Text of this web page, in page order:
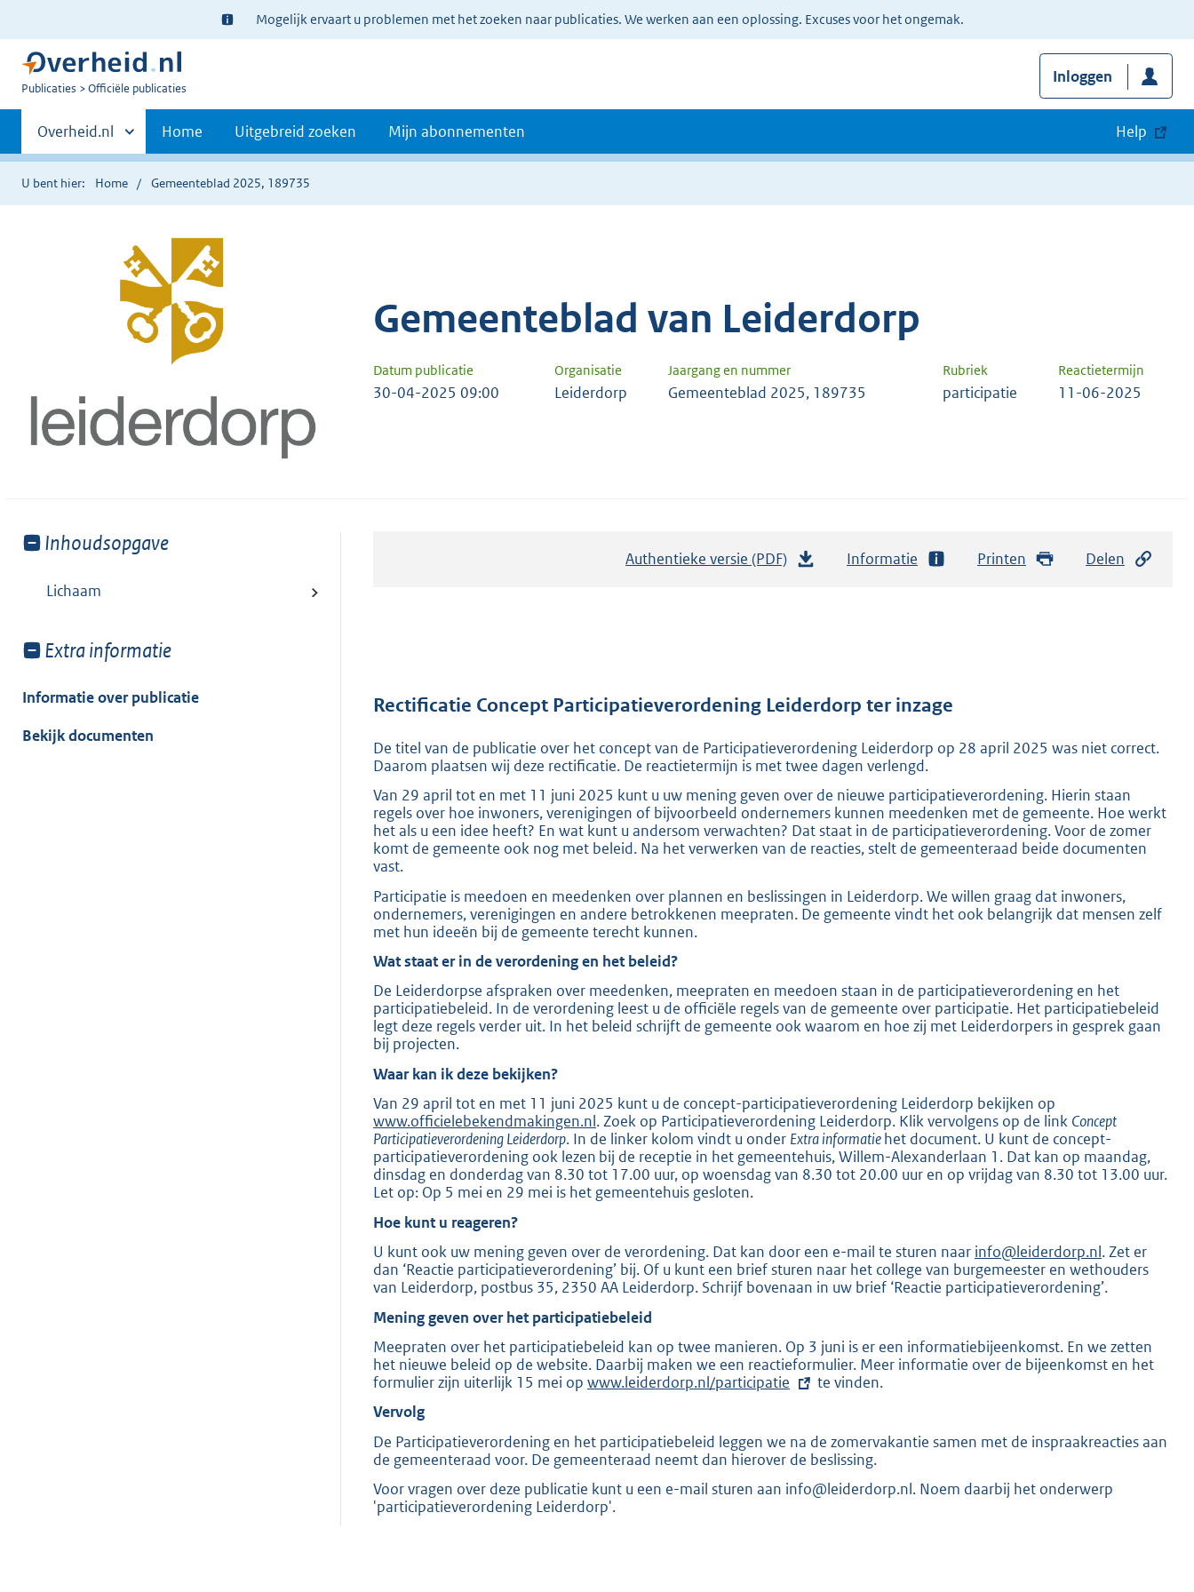
Ter
informatie:
Mogelijk ervaart u problemen met het zoeken naar publicaties. We werken aan een oplossing. Excuses voor het ongemak.
U
Publicaties Officiële publicaties
Inloggen
Primaire
navigatie
Andere
sites
binnen
Overheid.nl Home Uitgebreid zoeken Mijn abonnementen Help
U bent hier: Home Gemeenteblad 2025, 189735
Gemeenteblad van Leiderdorp
Datum publicatie Organisatie Jaargang en nummer Rubriek Reactietermijn
30-04-2025 09:00 Leiderdorp Gemeenteblad 2025, 189735 participatie 11-06-2025
Toon
van:
Inhoudsopgave
Lichaam
Toon
van:
Extra informatie
Informatie over publicatie
Bekijk documenten
Authentieke versie (PDF)
d
g
r
o
o
t
e
:
8
K
Informatie Printen Delen
Rectificatie Concept Participatieverordening Leiderdorp ter inzage
De titel van de publicatie over het concept van de Participatieverordening Leiderdorp op 28 april 2025 was niet correct.
Daarom plaatsen wij deze rectificatie. De reactietermijn is met twee dagen verlengd.
Van 29 april tot en met 11 juni 2025 kunt u uw mening geven over de nieuwe participatieverordening. Hierin staan
regels over hoe inwoners, verenigingen of bijvoorbeeld ondernemers kunnen meedenken met de gemeente. Hoe werkt
het als u een idee heeft? En wat kunt u andersom verwachten? Dat staat in de participatieverordening. Voor de zomer
komt de gemeente ook nog met beleid. Na het verwerken van de reacties, stelt de gemeenteraad beide documenten
vast.
Participatie is meedoen en meedenken over plannen en beslissingen in Leiderdorp. We willen graag dat inwoners,
ondernemers, verenigingen en andere betrokkenen meepraten. De gemeente vindt het ook belangrijk dat mensen zelf
met hun ideeën bij de gemeente terecht kunnen.
Wat staat er in de verordening en het beleid?
De Leiderdorpse afspraken over meedenken, meepraten en meedoen staan in de participatieverordening en het
participatiebeleid. In de verordening leest u de officiële regels van de gemeente over participatie. Het participatiebeleid
legt deze regels verder uit. In het beleid schrijft de gemeente ook waarom en hoe zij met Leiderdorpers in gesprek gaan
bij projecten.
Waar kan ik deze bekijken?
Van 29 april tot en met 11 juni 2025 kunt u de concept-participatieverordening Leiderdorp bekijken op
www.officielebekendmakingen.nl. Zoek op Participatieverordening Leiderdorp. Klik vervolgens op de link Concept
Participatieverordening Leiderdorp. In de linker kolom vindt u onder Extra informatiehet document. U kunt de concept-
participatieverordening ook lezen bij de receptie in het gemeentehuis, Willem-Alexanderlaan 1. Dat kan op maandag,
dinsdag en donderdag van 8.30 tot 17.00 uur, op woensdag van 8.30 tot 20.00 uur en op vrijdag van 8.30 tot 13.00 uur.
Let op: Op 5 mei en 29 mei is het gemeentehuis gesloten.
Hoe kunt u reageren?
U kunt ook uw mening geven over de verordening. Dat kan door een e-mail te sturen naar info@leiderdorp.nl. Zet er
dan ‘Reactie participatieverordening’ bij. Of u kunt een brief sturen naar het college van burgemeester en wethouders
van Leiderdorp, postbus 35, 2350 AA Leiderdorp. Schrijf bovenaan in uw brief ‘Reactie participatieverordening’.
Mening geven over het participatiebeleid
Meepraten over het participatiebeleid kan op twee manieren. Op 3 juni is er een informatiebijeenkomst. En we zetten
het nieuwe beleid op de website. Daarbij maken we een reactieformulier. Meer informatie over de bijeenkomst en het
formulier zijn uiterlijk 15 mei op E
e
r
n
e
l
www.leiderdorp.nl/participatie
te vinden.
Vervolg
De Participatieverordening en het participatiebeleid leggen we na de zomervakantie samen met de inspraakreacties aan
de gemeenteraad voor. De gemeenteraad neemt dan hierover de beslissing.
Voor vragen over deze publicatie kunt u een e-mail sturen aan info@leiderdorp.nl. Noem daarbij het onderwerp
'participatieverordening Leiderdorp'.